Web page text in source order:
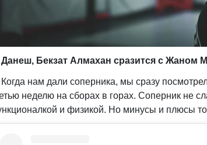
Бекзат Алмахан сразится с Жаном
нам дали соперника, мы сразу
неделю на сборах в горах. Соперник не
и физикой. Но минусы и плюсы